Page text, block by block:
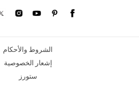
الشروط والأحكام
إشعار الخصوصية
ستورز